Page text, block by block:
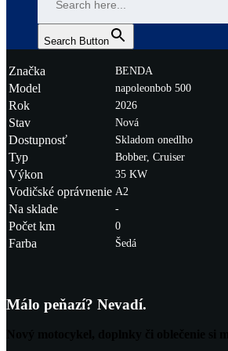
Search Button
Značka BENDA
Model napoleonbob 500
Rok 2026
Stav Nová
Dostupnosť Skladom onedlho
Typ Bobber, Cruiser
Výkon 35 KW
Vodičské oprávnenie A2
Na sklade -
Počet km 0
Farba Šedá
Málo peňazí? Nevadí.